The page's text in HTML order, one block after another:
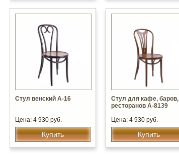
Стул венский А-16
Цена: 4 930 руб.
Купить
Стул для кафе, баров,
ресторанов А-8139
Цена: 4 930 руб.
Купить